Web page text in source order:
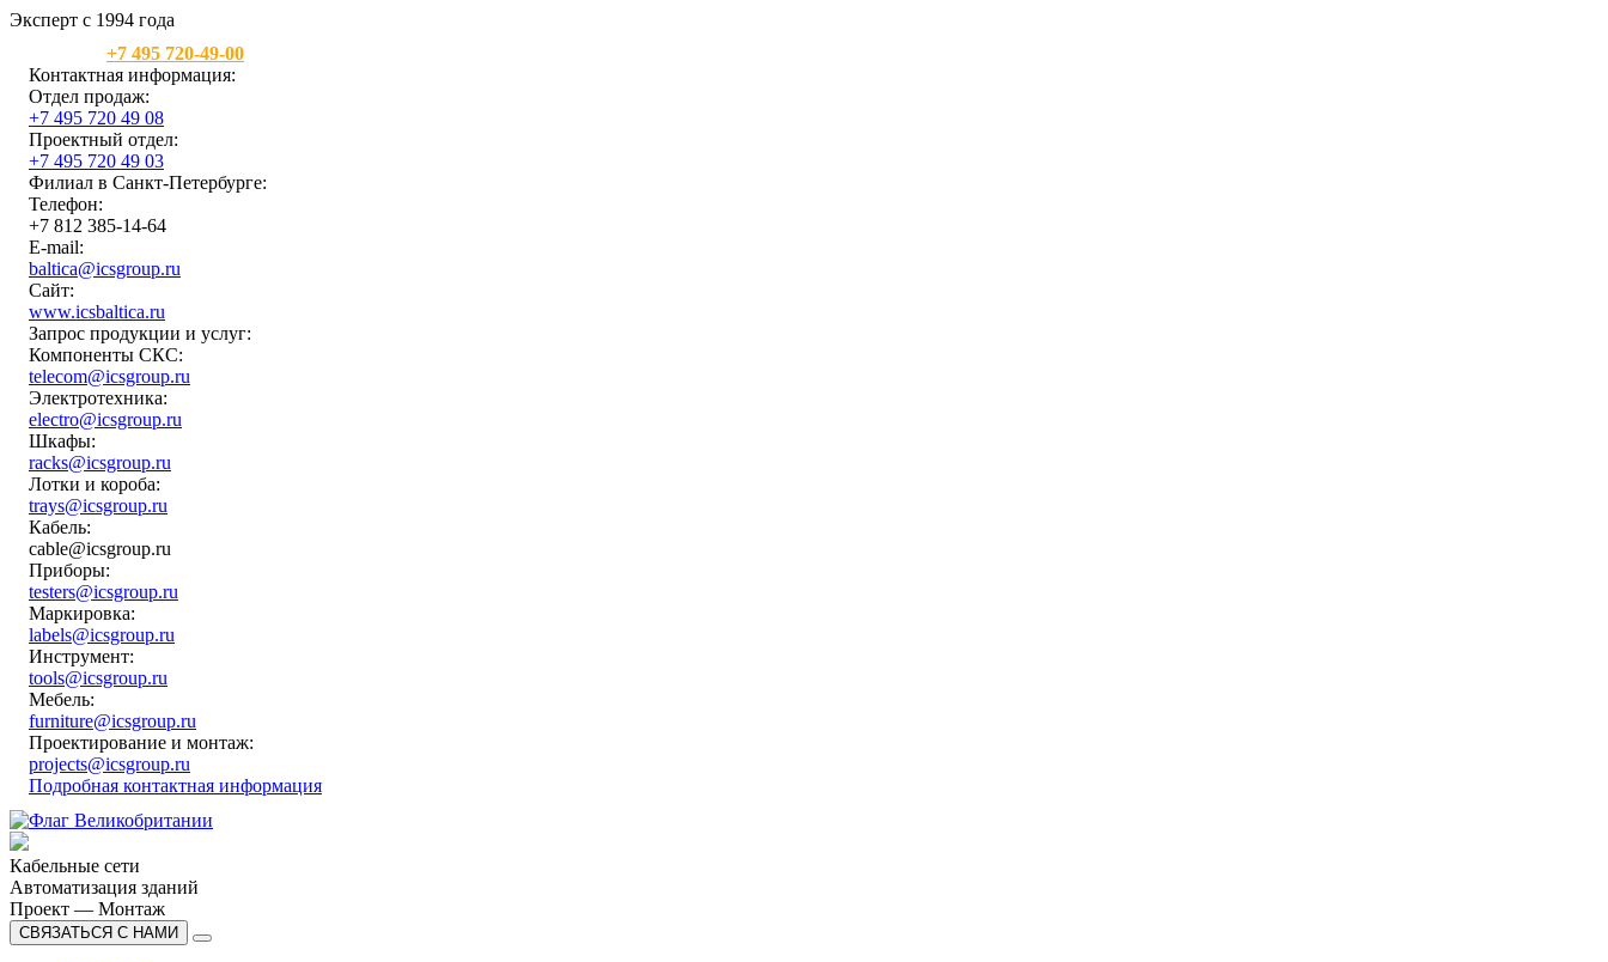
Эксперт с 1994 года
+7 495 720-49-00
Контактная информация:
Отдел продаж:
+7 495 720 49 08
Проектный отдел:
+7 495 720 49 03
Филиал в Санкт-Петербурге:
Телефон:
+7 812 385-14-64
E-mail:
baltica@icsgroup.ru
Сайт:
www.icsbaltica.ru
Запрос продукции и услуг:
Компоненты СКС:
telecom@icsgroup.ru
Электротехника:
electro@icsgroup.ru
Шкафы:
racks@icsgroup.ru
Лотки и короба:
trays@icsgroup.ru
Кабель:
cable@icsgroup.ru
Приборы:
testers@icsgroup.ru
Маркировка:
labels@icsgroup.ru
Инструмент:
tools@icsgroup.ru
Мебель:
furniture@icsgroup.ru
Проектирование и монтаж:
projects@icsgroup.ru
Подробная контактная информация
Кабельные сети
Автоматизация зданий
Проект — Монтаж
СВЯЗАТЬСЯ С НАМИ